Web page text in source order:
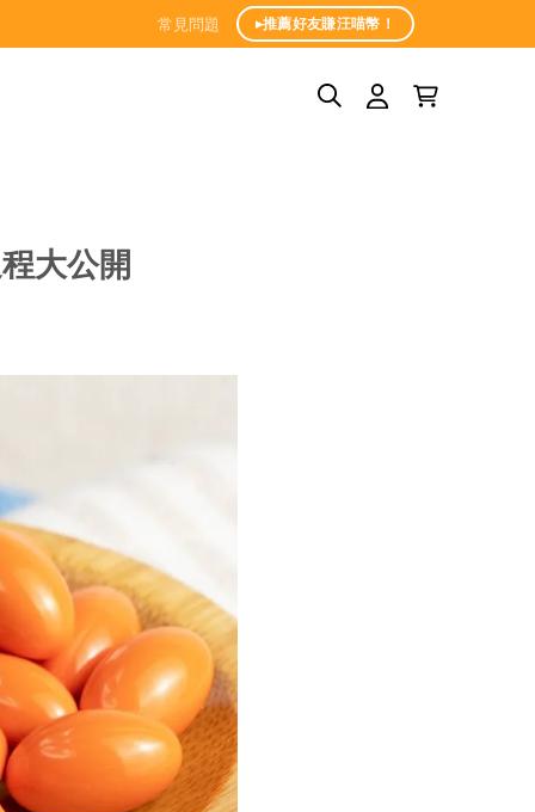
常見問題 ▸推薦好友賺汪喵幣！
大公開